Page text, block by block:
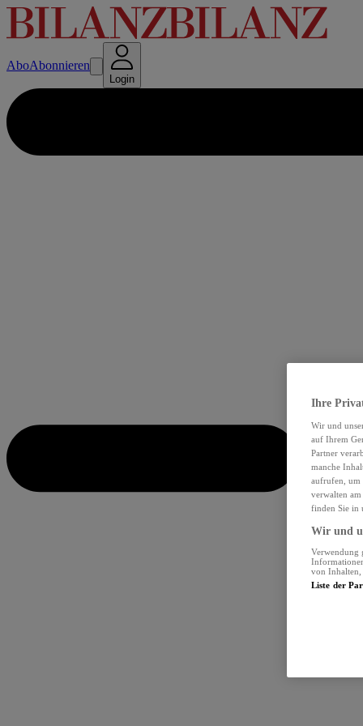
AboAbonnieren
Login
Ihre
Wir und
auf Ihrem
Partner
manche
aufrufen, um
verwalten
finden Sie in
Wir und
Verwendung
von Inhalten,
Liste der